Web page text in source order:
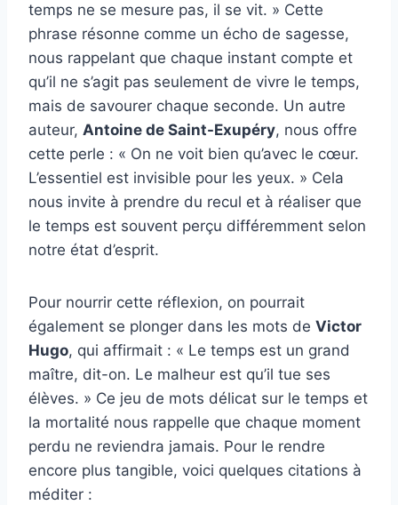
temps ne se mesure pas, il se vit. » Cette
phrase résonne comme un écho de sagesse,
nous rappelant que chaque instant compte et
qu’il ne s’agit pas seulement de vivre le temps,
mais de savourer chaque seconde. Un autre
auteur, Antoine de Saint-Exupéry, nous offre
cette perle : « On ne voit bien qu’avec le cœur.
L’essentiel est invisible pour les yeux. » Cela
nous invite à prendre du recul et à réaliser que
le temps est souvent perçu différemment selon
notre état d’esprit.
Pour nourrir cette réflexion, on pourrait
également se plonger dans les mots de Victor
Hugo, qui affirmait : « Le temps est un grand
maître, dit-on. Le malheur est qu’il tue ses
élèves. » Ce jeu de mots délicat sur le temps et
la mortalité nous rappelle que chaque moment
perdu ne reviendra jamais. Pour le rendre
encore plus tangible, voici quelques citations à
méditer :